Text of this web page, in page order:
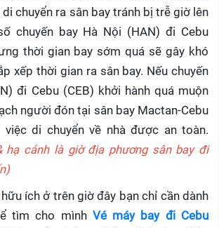
chuyển ra sân bay tránh bị trễ giờ lên
chuyến bay Hà Nội (HAN) đi Cebu
thời gian bay sớm quá sẽ gây khó
xếp thời gian ra sân bay. Nếu chuyến
đi Cebu (CEB) khởi hành quá muộn
người đón tại sân bay Mactan-Cebu
việc di chuyển về nhà được an toàn.
hạ cánh là giờ địa phương sân bay đi
ích ở trên giờ đây bạn chỉ cần dành
tìm cho mình Vé máy bay đi Cebu